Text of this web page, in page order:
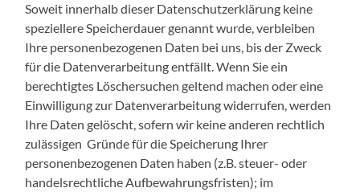
Soweit innerhalb dieser Datenschutzerklärung keine
speziellere Speicherdauer genannt wurde, verbleiben
Ihre personenbezogenen Daten bei uns, bis der Zweck
für die Datenverarbeitung entfällt. Wenn Sie ein
berechtigtes Löschersuchen geltend machen oder eine
Einwilligung zur Datenverarbeitung widerrufen, werden
Ihre Daten gelöscht, sofern wir keine anderen rechtlich
zulässigen Gründe für die Speicherung Ihrer
personenbezogenen Daten haben (z.B. steuer- oder
handelsrechtliche Aufbewahrungsfristen); im